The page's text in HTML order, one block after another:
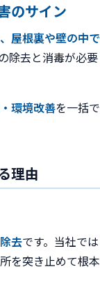
のサイン
屋根裏や壁の中で
除去と消毒が必要
環境改善を一括で
理由
去です。当社では
を突き止めて根本